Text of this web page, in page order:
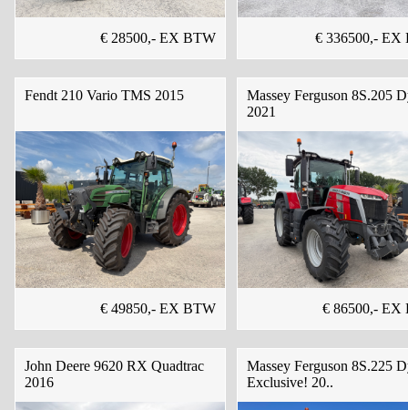
€ 28500,- EX BTW € 336500,- EX
Fendt 210 Vario TMS 2015
€ 49850,- EX BTW
Massey Ferguson 8S.205
2021
€ 86500,- EX
John Deere 9620 RX Quadtrac
2016
Massey Ferguson 8S.225
Exclusive! 20..